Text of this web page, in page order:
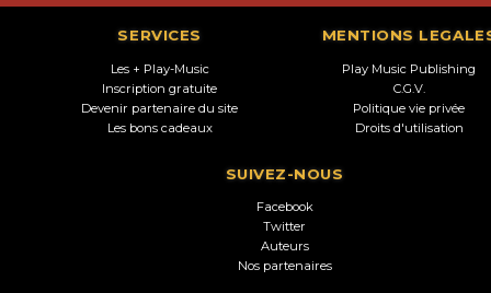
SERVICES
Les + Play-Music
Inscription gratuite
Devenir partenaire du site
Les bons cadeaux
MENTIONS
Play Music Publishing
C.G.V.
Politique vie privée
Droits d'utilisation
SUIVEZ-NOUS
Facebook
Twitter
Auteurs
Nos partenaires